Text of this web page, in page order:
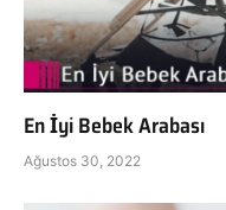
En İyi Bebek Arabası
Ağustos 30, 2022